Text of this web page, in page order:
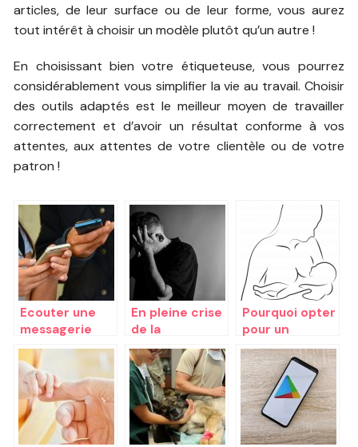
articles, de leur surface ou de leur forme, vous aurez
tout intérêt à choisir un modèle plutôt qu’un autre !
En choisissant bien votre étiqueteuse, vous pourrez
considérablement vous simplifier la vie au travail. Choisir
des outils adaptés est le meilleur moyen de travailler
correctement et d’avoir un résultat conforme à vos
attentes, aux attentes de votre clientèle ou de votre
patron !
Ecouter une
messagerie
free : les
parametres
importants
En pleine crise
de la
cinquantaine?
Comment
réagir?
Pourquoi opter
pour un
allaitement
maternel ?